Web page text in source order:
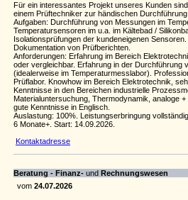
Für ein interessantes Projekt unseres Kunden
einem Prüftechniker zur händischen
Aufgaben: Durchführung von Messungen im
Temperatursensoren im u.a. im Kältebad /
Isolationsprüfungen der kundeneigenen
Dokumentation von Prüfberichten.
Anforderungen: Erfahrung im Bereich
oder vergleichbar. Erfahrung in der Durchführung
(idealerweise im Temperaturmesslabor).
Prüflabor. Knowhow im Bereich Elektrotechnik,
Kenntnisse in den Bereichen industrielle
Materialuntersuchung, Thermodynamik, analoge
gute Kenntnisse in Englisch.
Auslastung: 100%. Leistungserbringung
6 Monate+. Start: 14.09.2026.
Kontaktadresse
Beratung - Finanz- und Rechnungswesen
vom 24.07.2026